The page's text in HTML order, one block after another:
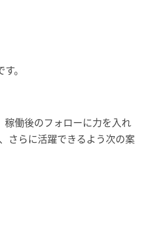
。
働後のフォローに力を入れ
さらに活躍できるよう次の案